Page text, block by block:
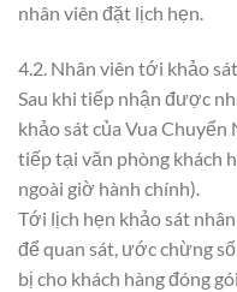
nhân viên đặt lịch hẹn.
4.2. Nhân viên tới khảo
Sau khi tiếp nhận được
khảo sát của Vua
tiếp tại văn phòng khách
ngoài giờ hành chính).
Tới lịch hẹn khảo sát
để quan sát, ước chừng
bị cho khách hàng đóng